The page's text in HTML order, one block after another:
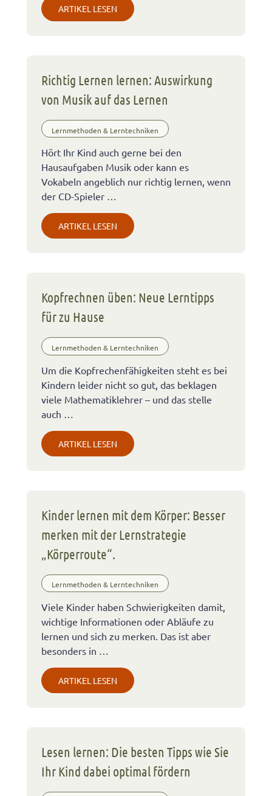
ARTIKEL LESEN
Richtig Lernen lernen: Auswirkung
von Musik auf das Lernen
Lernmethoden & Lerntechniken
Hört Ihr Kind auch gerne bei den
Hausaufgaben Musik oder kann es
Vokabeln angeblich nur richtig lernen, wenn
der CD-Spieler …
ARTIKEL LESEN
Kopfrechnen üben: Neue Lerntipps
für zu Hause
Lernmethoden & Lerntechniken
Um die Kopfrechenfähigkeiten steht es bei
Kindern leider nicht so gut, das beklagen
viele Mathematiklehrer – und das stelle
auch …
ARTIKEL LESEN
Kinder lernen mit dem Körper: Besser
merken mit der Lernstrategie
„Körperroute“.
Lernmethoden & Lerntechniken
Viele Kinder haben Schwierigkeiten damit,
wichtige Informationen oder Abläufe zu
lernen und sich zu merken. Das ist aber
besonders in …
ARTIKEL LESEN
Lesen lernen: Die besten Tipps wie Sie
Ihr Kind dabei optimal fördern